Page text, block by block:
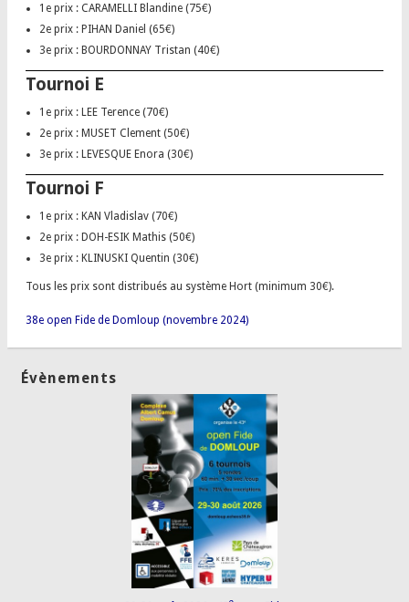
1e prix : CARAMELLI Blandine (75€)
2e prix : PIHAN Daniel (65€)
3e prix : BOURDONNAY Tristan (40€)
Tournoi E
1e prix : LEE Terence (70€)
2e prix : MUSET Clement (50€)
3e prix : LEVESQUE Enora (30€)
Tournoi F
1e prix : KAN Vladislav (70€)
2e prix : DOH-ESIK Mathis (50€)
3e prix : KLINUSKI Quentin (30€)
Tous les prix sont distribués au système Hort (minimum 30€).
38e open Fide de Domloup (novembre 2024)
Évènements